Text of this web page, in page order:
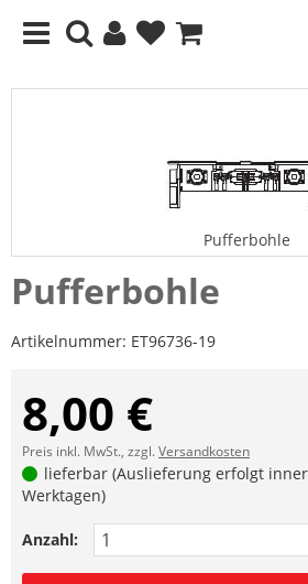
Pufferbohle
Pufferbohle
Artikelnummer: ET96736-19
8,00 €
Preis inkl. MwSt., zzgl.Versandkosten
lieferbar (Auslieferung erfolgt
Werktagen)
Anzahl: